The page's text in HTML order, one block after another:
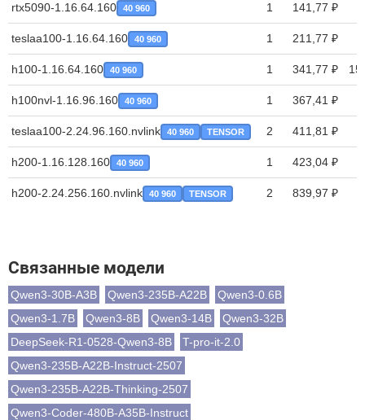
rtx5090-1.16.64.160 40 960 1 141,77 ₽
teslaa100-1.16.64.160 40 960 1 211,77 ₽
h100-1.16.64.160 40 960 1 341,77 ₽
h100nvl-1.16.96.160 40 960 1 367,41 ₽
teslaa100-2.24.96.160.nvlink 40 960 TENSOR 2 411,81 ₽
h200-1.16.128.160 40 960 1 423,04 ₽
h200-2.24.256.160.nvlink 40 960 TENSOR 2 839,97 ₽
Связанные модели
Qwen3-30B-A3B Qwen3-235B-A22B
Qwen3-0.6B
Qwen3-1.7B
Qwen3-8B Qwen3-14B
Qwen3-32B
DeepSeek-R1-0528-Qwen3-8B
T-pro-it-2.0
Qwen3-235B-A22B-Instruct-2507
Qwen3-235B-A22B-Thinking-2507
Qwen3-Coder-480B-A35B-Instruct